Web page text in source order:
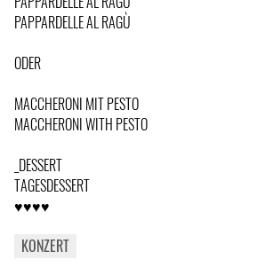
PAPPARDELLE AL RAGÙ
ODER
MACCHERONI MIT PESTO
MACCHERONI WITH PESTO
_DESSERT
TAGESDESSERT
♥♥♥♥
KONZERT